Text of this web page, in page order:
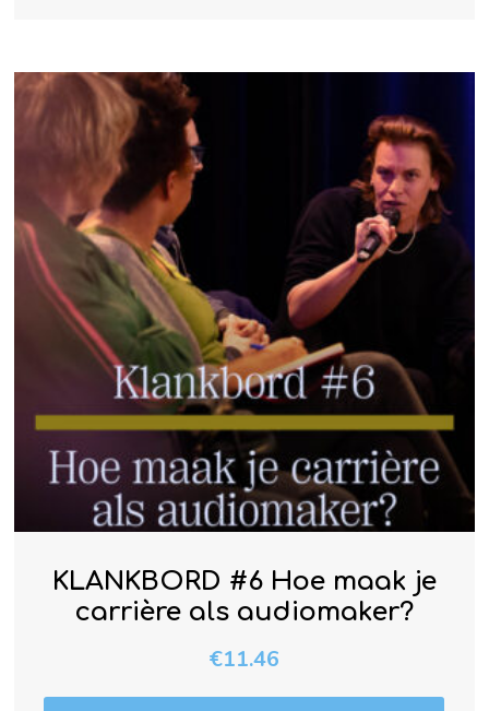
KLANKBORD #6 Hoe maak je
carrière als audiomaker?
€11.46